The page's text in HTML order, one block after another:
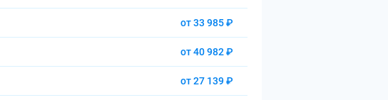
от 33 985 ₽
от 40 982 ₽
от 27 139 ₽